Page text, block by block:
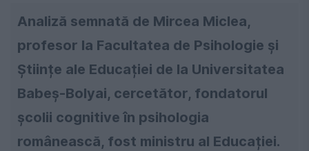
Analiză semnată de Mircea Miclea,
profesor la Facultatea de Psihologie și
Științe ale Educației de la Universitatea
Babeș-Bolyai, cercetător, fondatorul
școlii cognitive în psihologia
românească, fost ministru al Educației.